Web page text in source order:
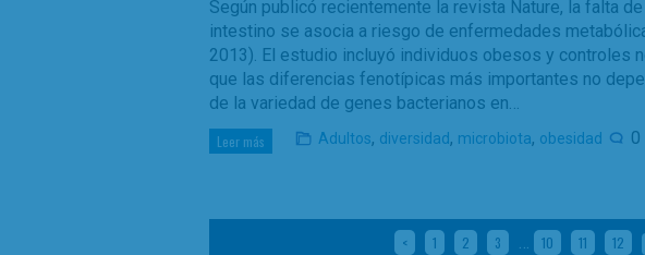
Según publicó recientemente la revista Nature, la falta
intestino se asocia a riesgo de enfermedades
2013). El estudio incluyó individuos obesos y controles
que las diferencias fenotípicas más importantes no
de la variedad de genes bacterianos en…
Leer más Adultos, diversidad, microbiota, obesidad 0
< 1 2 3 … 10 11 12